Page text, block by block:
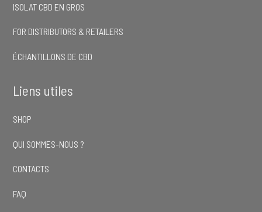
ISOLAT CBD EN GROS
FOR DISTRIBUTORS & RETAILERS
ÉCHANTILLONS DE CBD
Liens utiles
SHOP
QUI SOMMES-NOUS ?
CONTACTS
FAQ